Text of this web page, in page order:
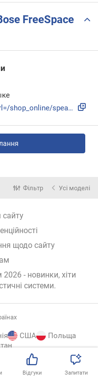
Відгуки Запитати
FreeSpace
http://www.bose.com/controller?url=/shop_online/speakers/ou...
Фільтр Усі моделі
сайту
щодо сайту
- новинки, хіти
системи.
США
Польща
ВГОРУ